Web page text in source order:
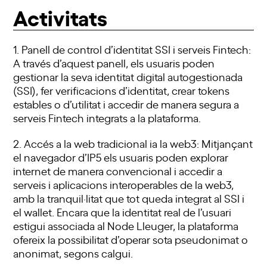
Activitats
1. Panell de control d’identitat SSI i serveis Fintech:
A través d’aquest panell, els usuaris poden
gestionar la seva identitat digital autogestionada
(SSI), fer verificacions d’identitat, crear tokens
estables o d’utilitat i accedir de manera segura a
serveis Fintech integrats a la plataforma.
2. Accés a la web tradicional ia la web3: Mitjançant
el navegador d’IP5 els usuaris poden explorar
internet de manera convencional i accedir a
serveis i aplicacions interoperables de la web3,
amb la tranquil·litat que tot queda integrat al SSI i
el wallet. Encara que la identitat real de l’usuari
estigui associada al Node Lleuger, la plataforma
ofereix la possibilitat d’operar sota pseudonimat o
anonimat, segons calgui.